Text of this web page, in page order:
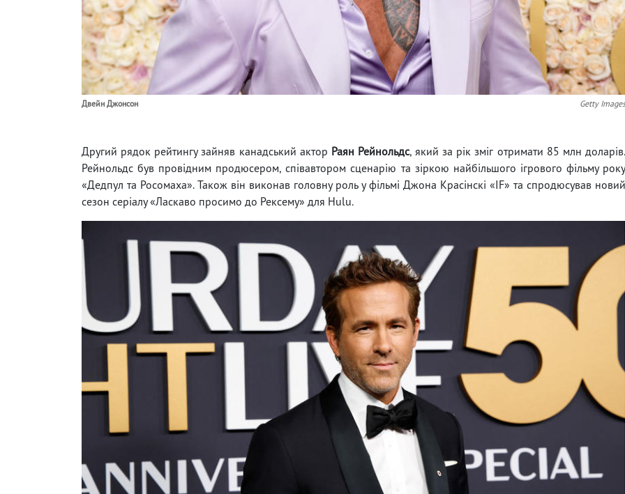
Двейн Джонсон Getty Images
Другий рядок рейтингу зайняв канадський актор Раян Рейнольдс, який за рік зміг отримати 85 млн доларів.
Рейнольдс був провідним продюсером, співавтором сценарію та зіркою найбільшого ігрового фільму року
«Дедпул та Росомаха». Також він виконав головну роль у фільмі Джона Красінскі «IF» та спродюсував новий
сезон серіалу «Ласкаво просимо до Рексему» для Hulu.